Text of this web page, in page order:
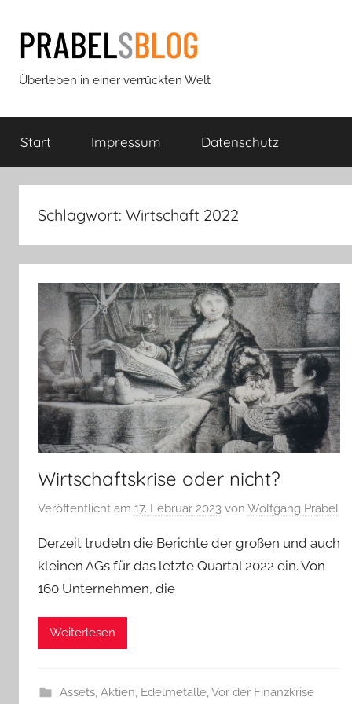
Inhalt
springen
Prabels
Blog
Überleben in einer verrückten Welt
Start Impressum Datenschutz
Schlagwort: Wirtschaft 2022
Wirtschaftskrise oder nicht?
Veröffentlicht am 17. Februar 2023 von Wolfgang Prabel
Derzeit trudeln die Berichte der großen und auch
kleinen AGs für das letzte Quartal 2022 ein. Von
160 Unternehmen, die
Weiterlesen
Assets, Aktien, Edelmetalle,Vor der Finanzkrise